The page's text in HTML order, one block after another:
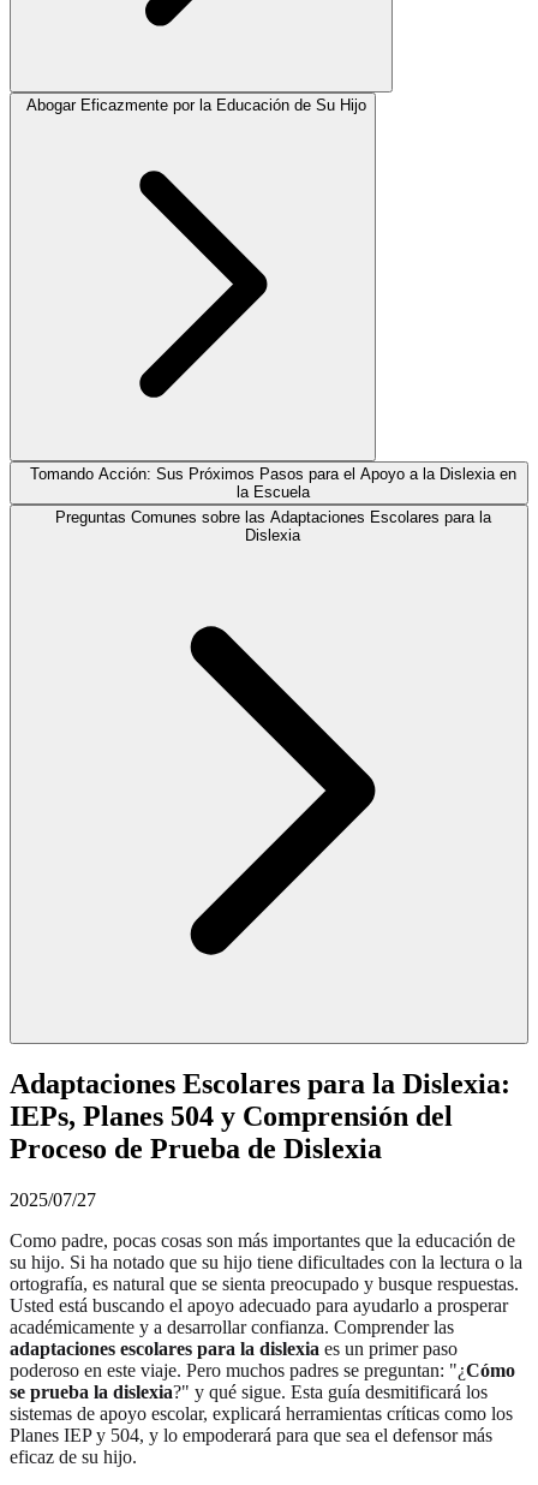
Abogar Eficazmente por la Educación de Su Hijo
Tomando Acción: Sus Próximos Pasos para el Apoyo a la Dislexia en
la Escuela
Preguntas Comunes sobre las Adaptaciones Escolares para la
Dislexia
Adaptaciones Escolares para la Dislexia:
IEPs, Planes 504 y Comprensión del
Proceso de Prueba de Dislexia
2025/07/27
Como padre, pocas cosas son más importantes que la educación de
su hijo. Si ha notado que su hijo tiene dificultades con la lectura o la
ortografía, es natural que se sienta preocupado y busque respuestas.
Usted está buscando el apoyo adecuado para ayudarlo a prosperar
académicamente y a desarrollar confianza. Comprender las
adaptaciones escolares para la dislexia es un primer paso
poderoso en este viaje. Pero muchos padres se preguntan: "¿Cómo
se prueba la dislexia?" y qué sigue. Esta guía desmitificará los
sistemas de apoyo escolar, explicará herramientas críticas como los
Planes IEP y 504, y lo empoderará para que sea el defensor más
eficaz de su hijo.